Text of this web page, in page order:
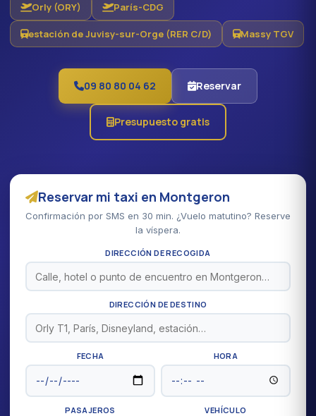
Orly (ORY) París-CDG
estación de Juvisy-sur-Orge (RER C/D) Massy TGV
09 80 80 04 62 Reservar
Presupuesto gratis
Reservar mi taxi en Montgeron
Confirmación por SMS en 30 min. ¿Vuelo matutino? Reserve
la víspera.
DIRECCIÓN DE RECOGIDA
DIRECCIÓN DE DESTINO
FECHA HORA
PASAJEROS VEHÍCULO